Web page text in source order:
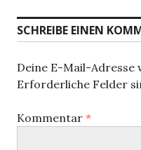
SCHREIBE EINEN
Deine E-Mail-
Erforderliche Felder
Kommentar *